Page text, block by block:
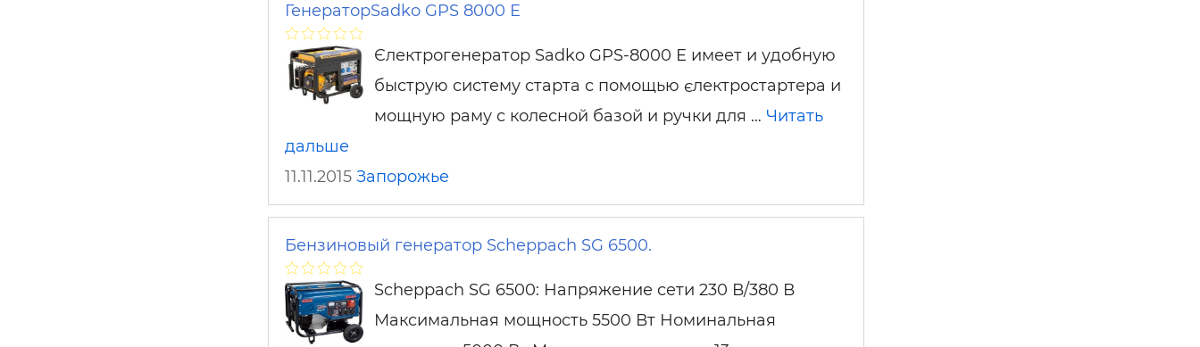
ГенераторSadko GPS 8000 Е
Єлектрогенератор Sadko GPS-8000 Е имеет и удобную
быструю систему старта с помощью єлектростартера и
мощную раму с колесной базой и ручки для … Читать
дальше
11.11.2015 Запорожье
Бензиновый генератор Scheppach SG 6500.
Scheppach SG 6500: Напряжение сети 230 В/380 В
Максимальная мощность 5500 Вт Номинальная